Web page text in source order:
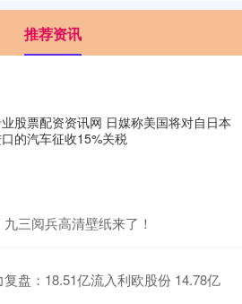
推荐资讯
股票配资资讯网 日媒称美国将对自日本
的汽车征收15%关税
三阅兵高清壁纸来了！
盘：18.51亿流入利欧股份 14.78亿